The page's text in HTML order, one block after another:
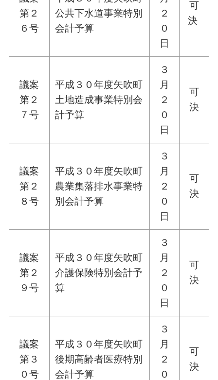
第２
６号
公共下水道事業特別
会計予算
２
０
日
可
決
議案
第２
７号
平成３０年度矢吹町
土地造成事業特別会
計予算
３
月
２
０
日
可
決
議案
第２
８号
平成３０年度矢吹町
農業集落排水事業特
別会計予算
３
月
２
０
日
可
決
議案
第２
９号
平成３０年度矢吹町
介護保険特別会計予
算
３
月
２
０
日
可
決
議案
第３
０号
平成３０年度矢吹町
後期高齢者医療特別
会計予算
３
月
２
０
可
決